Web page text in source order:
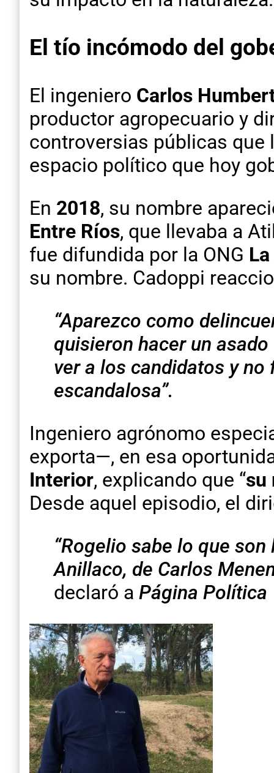
El tío incómodo del
El ingeniero Carlos
productor agropecuario y
controversias públicas
espacio político que hoy
En 2018, su nombre
Entre Ríos, que llevaba a
fue difundida por la ONG
su nombre. Cadoppi
“Aparezco como
quisieron hacer un
ver a los candidatos y no
escandalosa”.
Ingeniero agrónomo
exporta—, en esa
Interior, explicando que “su
Desde aquel episodio, el
“Rogelio sabe lo que
Anillaco, de Carlos
declaró a Página Política